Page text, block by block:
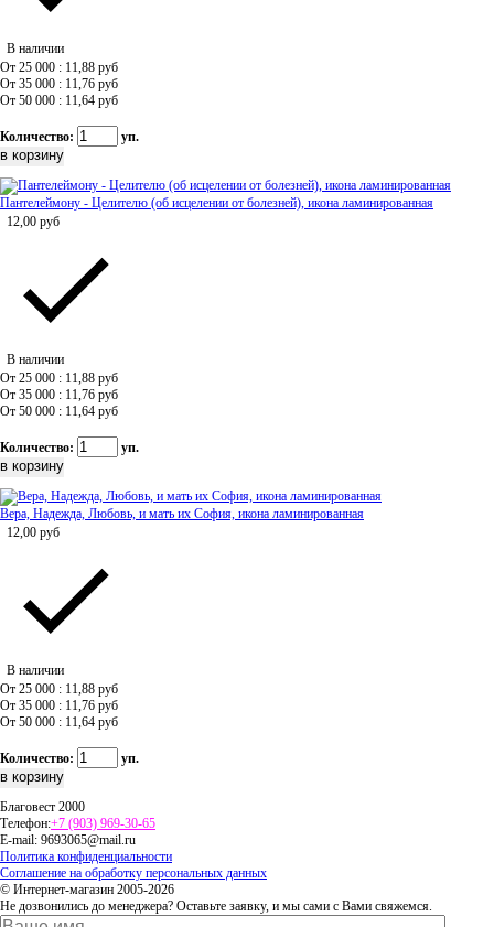
В наличии
От 25 000 : 11,88 руб
От 35 000 : 11,76 руб
От 50 000 : 11,64 руб
Количество: уп.
Пантелеймону - Целителю (об исцелении от болезней), икона ламинированная
12,00 руб
В наличии
От 25 000 : 11,88 руб
От 35 000 : 11,76 руб
От 50 000 : 11,64 руб
Количество: уп.
Вера, Надежда, Любовь, и мать их София, икона ламинированная
12,00 руб
В наличии
От 25 000 : 11,88 руб
От 35 000 : 11,76 руб
От 50 000 : 11,64 руб
Количество: уп.
Благовест 2000
Телефон:+7 (903) 969-30-65
E-mail: 9693065@mail.ru
Политика конфиденциальности
Соглашение на обработку персональных данных
© Интернет-магазин 2005-2026
Не дозвонились до менеджера? Оставьте заявку, и мы сами с Вами свяжемся.